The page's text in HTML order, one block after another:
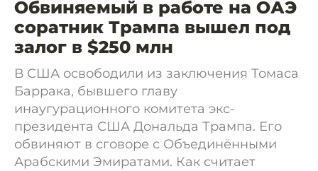
Обвиняемый в работе на ОАЭ
соратник Трампа вышел под
залог в $250 млн
В США освободили из заключения Томаса
Баррака, бывшего главу
инаугурационного комитета экс-
президента США Дональда Трампа. Его
обвиняют в сговоре с Объединёнными
Арабскими Эмиратами. Как считает